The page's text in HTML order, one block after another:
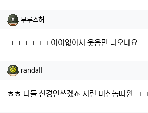
부루스허님의 댓글
부루스허
ㅋㅋㅋㅋㅋㅋ 어이없어서 웃음만 나오네요
randall님의 댓글
randall
ㅎㅎ 다들 신경안쓰겠죠 저런 미친놈따윈 ㅋㅋ